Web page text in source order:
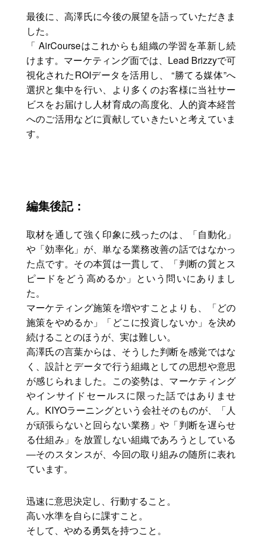
最後に、高澤氏に今後の展望を語っていただきま
した。
「 AirCourseはこれからも組織の学習を革新し続
けます。マーケティング面では、Lead Brizzyで可
視化されたROIデータを活用し、 “勝てる媒体”へ
選択と集中を行い、より多くのお客様に当社サー
ビスをお届けし人材育成の高度化、人的資本経営
へのご活用などに貢献していきたいと考えていま
す。
編集後記：
取材を通して強く印象に残ったのは、「自動化」
や「効率化」が、単なる業務改善の話ではなかっ
た点です。その本質は一貫して、「判断の質とス
ピードをどう高めるか」という問いにありまし
た。
マーケティング施策を増やすことよりも、「どの
施策をやめるか」「どこに投資しないか」を決め
続けることのほうが、実は難しい。
高澤氏の言葉からは、そうした判断を感覚ではな
く、設計とデータで行う組織としての思想や意思
が感じられました。この姿勢は、マーケティング
やインサイドセールスに限った話ではありませ
ん。KIYOラーニングという会社そのものが、「人
が頑張らないと回らない業務」や「判断を遅らせ
る仕組み」を放置しない組織であろうとしている
―そのスタンスが、今回の取り組みの随所に表れ
ています。
迅速に意思決定し、行動すること。
高い水準を自らに課すこと。
そして、やめる勇気を持つこと。